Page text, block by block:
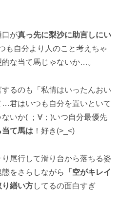
口が真っ先に梨沙に助言しにい
も自分より人のこと考えちゃ
な当て馬じゃないか…。
るのも「私情はいったんおい
…君はいつも自分を置いといて
いか( ；∀；)いつ自分最優先
当て馬は ！好き(>_<)
尾行して滑り台から落ちる姿
をさらしながら
「空がキレイ
り繕い方してるの面白すぎ